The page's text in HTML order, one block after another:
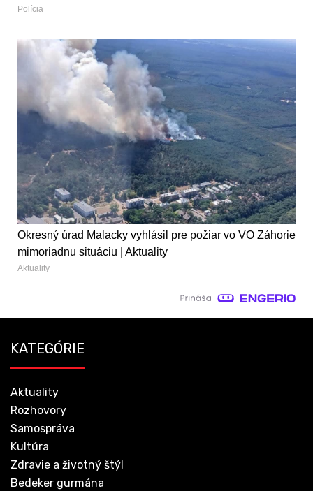
Polícia
Okresný úrad Malacky vyhlásil pre požiar vo VO Záhorie
mimoriadnu situáciu | Aktuality
Aktuality
KATEGÓRIE
Aktuality
Rozhovory
Samospráva
Kultúra
Zdravie a životný štýl
Bedeker gurmána